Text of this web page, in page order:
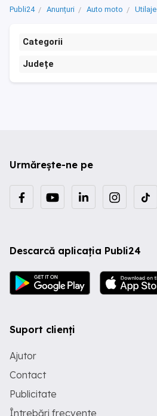
Publi24 Anunțuri Auto moto Utilaje
Categorii
Județe
Urmărește-ne pe
Descarcă aplicația Publi24
Suport clienți
Ajutor
Contact
Publicitate
Întrebări frecvente